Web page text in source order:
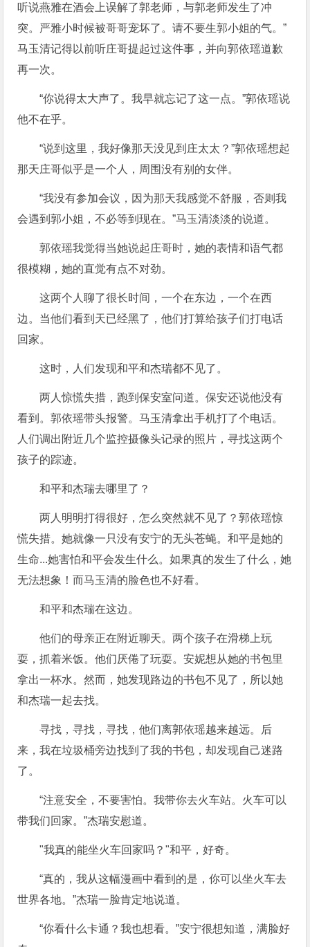
听说燕雅在酒会上误解了郭老师，与郭老师发生了冲
突。严雅小时候被哥哥宠坏了。请不要生郭小姐的气。”
马玉清记得以前听庄哥提起过这件事，并向郭依瑶道歉
再一次。
“你说得太大声了。我早就忘记了这一点。”郭依瑶说
他不在乎。
“说到这里，我好像那天没见到庄太太？”郭依瑶想起
那天庄哥似乎是一个人，周围没有别的女伴。
“我没有参加会议，因为那天我感觉不舒服，否则我
会遇到郭小姐，不必等到现在。”马玉清淡淡的说道。
郭依瑶我觉得当她说起庄哥时，她的表情和语气都
很模糊，她的直觉有点不对劲。
这两个人聊了很长时间，一个在东边，一个在西
边。当他们看到天已经黑了，他们打算给孩子们打电话
回家。
这时，人们发现和平和杰瑞都不见了。
两人惊慌失措，跑到保安室问道。保安还说他没有
看到。郭依瑶带头报警。马玉清拿出手机打了个电话。
人们调出附近几个监控摄像头记录的照片，寻找这两个
孩子的踪迹。
和平和杰瑞去哪里了？
两人明明打得很好，怎么突然就不见了？郭依瑶惊
慌失措。她就像一只没有安宁的无头苍蝇。和平是她的
生命...她害怕和平会发生什么。如果真的发生了什么，她
无法想象！而马玉清的脸色也不好看。
和平和杰瑞在这边。
他们的母亲正在附近聊天。两个孩子在滑梯上玩
耍，抓着米饭。他们厌倦了玩耍。安妮想从她的书包里
拿出一杯水。然而，她发现路边的书包不见了，所以她
和杰瑞一起去找。
寻找，寻找，寻找，他们离郭依瑶越来越远。后
来，我在垃圾桶旁边找到了我的书包，却发现自己迷路
了。
“注意安全，不要害怕。我带你去火车站。火车可以
带我们回家。”杰瑞安慰道。
"我真的能坐火车回家吗？"和平，好奇。
“真的，我从这幅漫画中看到的是，你可以坐火车去
世界各地。”杰瑞一脸肯定地说道。
“你看什么卡通？我也想看。”安宁很想知道，满脸好